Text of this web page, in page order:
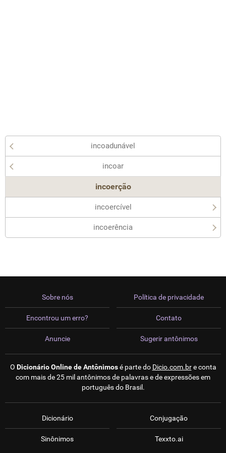
incoadunável
incoar
incoerção
incoercível
incoerência
Sobre nós
Encontrou um erro?
Anuncie
Política de privacidade
Contato
Sugerir antônimos
O Dicionário Online de Antônimosé parte do Dicio.com.bre conta
com mais de 25 mil antônimos de palavras e de expressões em
português do Brasil.
Dicionário
Sinônimos
Conjugação
Texxto.ai